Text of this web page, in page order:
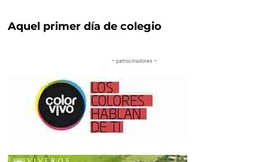
Aquel primer día de colegio
– patrocinadores –